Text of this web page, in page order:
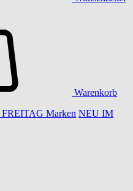
Warenkorb
FREITAG Marken NEU IM